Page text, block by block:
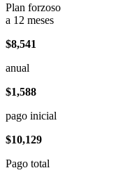
Plan forzoso
a 12 meses
$8,541
anual
$1,588
pago inicial
$10,129
Pago total